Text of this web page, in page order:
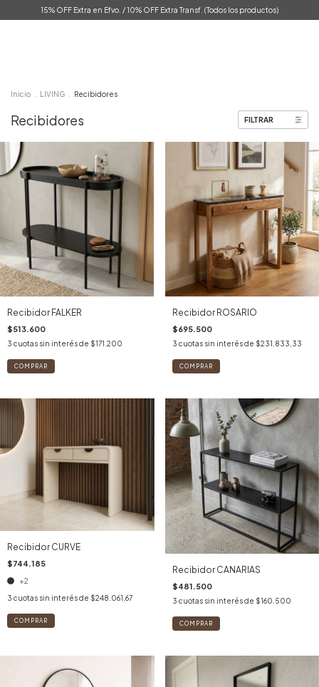
15% OFF Extra en Efvo. / 10% OFF Extra Transf. (Todos los productos)
Inicio LIVING Recibidores
Recibidores FILTRAR
Recibidor FALKER
$513.600
3 cuotas sin interés de $171.200
COMPRAR
Recibidor ROSARIO
$695.500
3 cuotas sin interés de $231.833,33
COMPRAR
Recibidor CURVE
$744.185
+2
3 cuotas sin interés de $248.061,67
COMPRAR
Recibidor CANARIAS
$481.500
3 cuotas sin interés de $160.500
COMPRAR